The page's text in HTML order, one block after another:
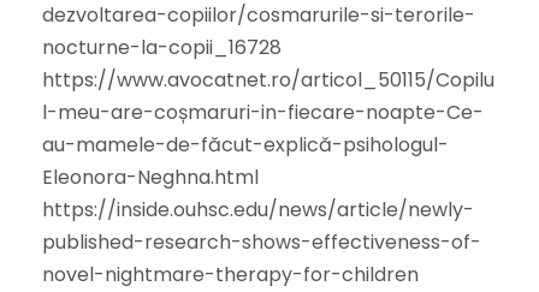
dezvoltarea-copiilor/cosmarurile-si-terorile-
nocturne-la-copii_16728
https://www.avocatnet.ro/articol_50115/Copilu
l-meu-are-coșmaruri-in-fiecare-noapte-Ce-
au-mamele-de-făcut-explică-psihologul-
Eleonora-Neghna.html
https://inside.ouhsc.edu/news/article/newly-
published-research-shows-effectiveness-of-
novel-nightmare-therapy-for-children